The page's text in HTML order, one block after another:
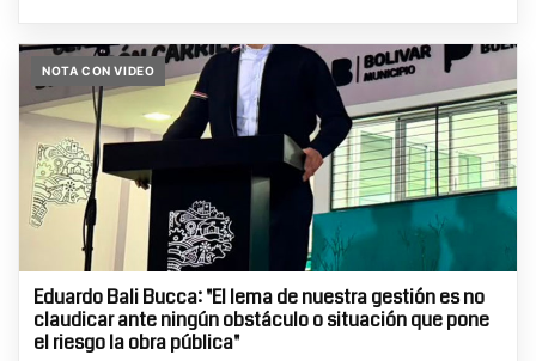
NOTA CON VIDEO
Eduardo Bali Bucca: "El lema de nuestra gestión es no
claudicar ante ningún obstáculo o situación que pone
el riesgo la obra pública"